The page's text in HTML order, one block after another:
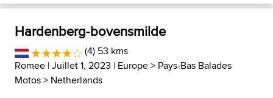
Hardenberg-bovensmilde
(4) 53 kms
Romee | Juillet 1, 2023 | Europe> Pays-Bas Balades
Motos> Netherlands